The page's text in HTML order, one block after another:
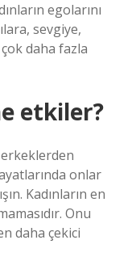
egolarını
sevgiye,
daha fazla
etkiler?
erkeklerden
onlar
Kadınların en
Onu
daha çekici